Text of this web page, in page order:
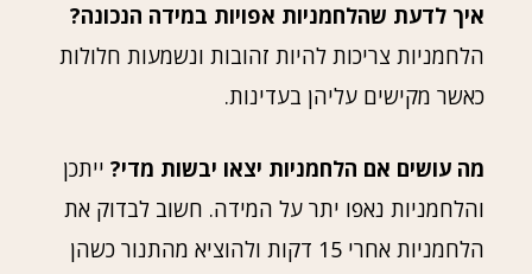
איך לדעת שהלחמניות אפויות במידה הנכונה?
הלחמניות צריכות להיות זהובות ונשמעות חלולות
כאשר מקישים עליהן בעדינות.
מה עושים אם הלחמניות יצאו יבשות מדי? ייתכן
והלחמניות נאפו יתר על המידה. חשוב לבדוק את
הלחמניות אחרי 15 דקות ולהוציא מהתנור כשהן